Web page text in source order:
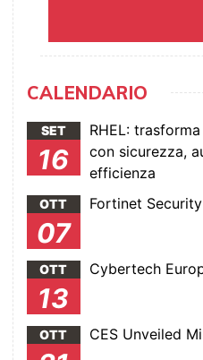
CALENDARIO
SET
16
RHEL:
con sicurezza,
efficienza
OTT
07
Fortinet
OTT
13
Cybertech
OTT CES Unveiled